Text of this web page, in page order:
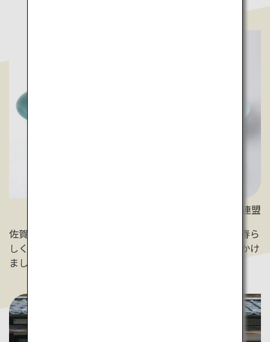
写真提供：佐賀県観光連盟
佐賀は、伊万里焼や有田焼等の陶磁器で有名な地域。春ら
しく華やかなデザインや、爽やかな色の器を探しに出かけ
ましょう。